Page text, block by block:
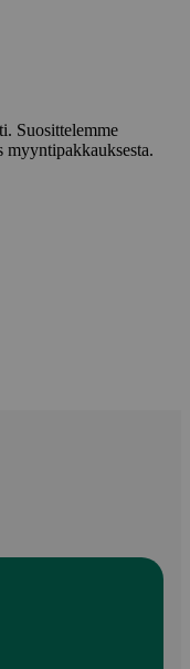
Suosittelemme
myyntipakkauksesta.